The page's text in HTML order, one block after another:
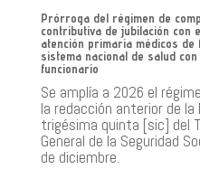
Prórroga del régimen de
contributiva de jubilación con
atención primaria médicos
sistema nacional de salud
funcionario
Se amplía a 2026 el
la redacción anterior de
trigésima quinta [sic] del
General de la Seguridad
de diciembre.